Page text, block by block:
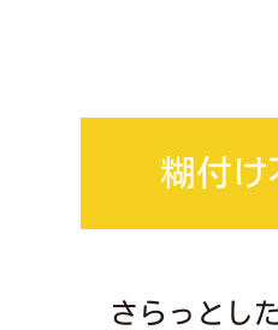
糊付
さらっとし